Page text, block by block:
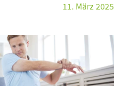
11. März 2025